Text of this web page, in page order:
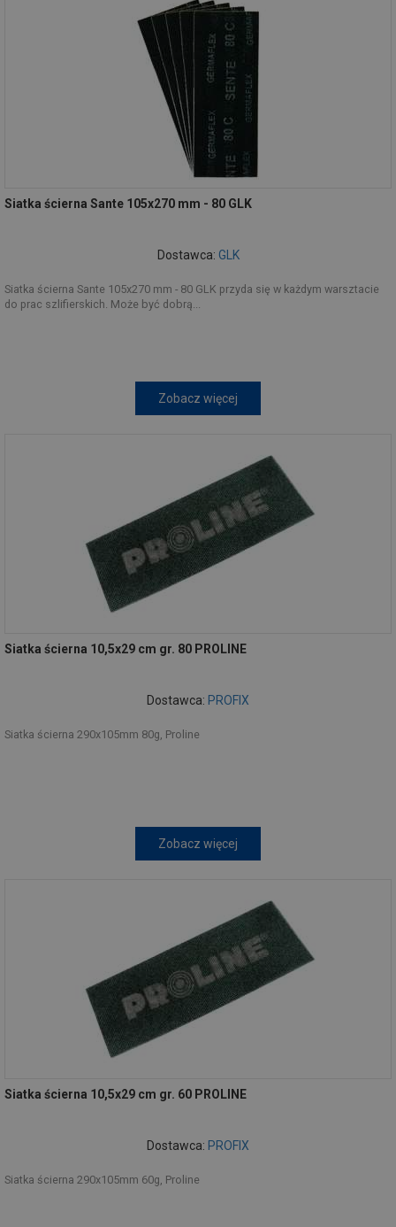
Siatka ścierna Sante 105x270 mm - 80 GLK
Dostawca: GLK
Siatka ścierna Sante 105x270 mm - 80 GLK przyda się w każdym warsztacie
do prac szlifierskich. Może być dobrą...
Zobacz więcej
Siatka ścierna 10,5x29 cm gr. 80 PROLINE
Dostawca: PROFIX
Siatka ścierna 290x105mm 80g, Proline
Zobacz więcej
Siatka ścierna 10,5x29 cm gr. 60 PROLINE
Dostawca: PROFIX
Siatka ścierna 290x105mm 60g, Proline